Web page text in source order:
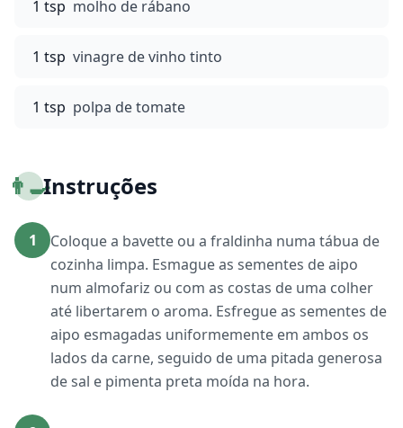
1 tsp molho de rábano
1 tsp vinagre de vinho tinto
1 tsp polpa de tomate
👨‍🍳Instruções
1
Coloque a bavette ou a fraldinha numa tábua de
cozinha limpa. Esmague as sementes de aipo
num almofariz ou com as costas de uma colher
até libertarem o aroma. Esfregue as sementes de
aipo esmagadas uniformemente em ambos os
lados da carne, seguido de uma pitada generosa
de sal e pimenta preta moída na hora.